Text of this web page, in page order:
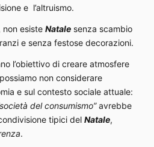
e l’altruismo.
non esiste Natale senza scambio
e senza festose decorazioni.
l’obiettivo di creare atmosfere
non considerare
e sul contesto sociale attuale:
del consumismo”avrebbe
tipici del Natale,
.